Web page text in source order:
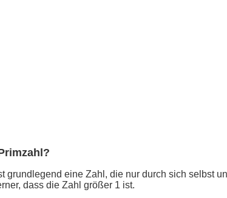
grundlegend eine Zahl, die nur durch sich selbst
dass die Zahl größer 1 ist.